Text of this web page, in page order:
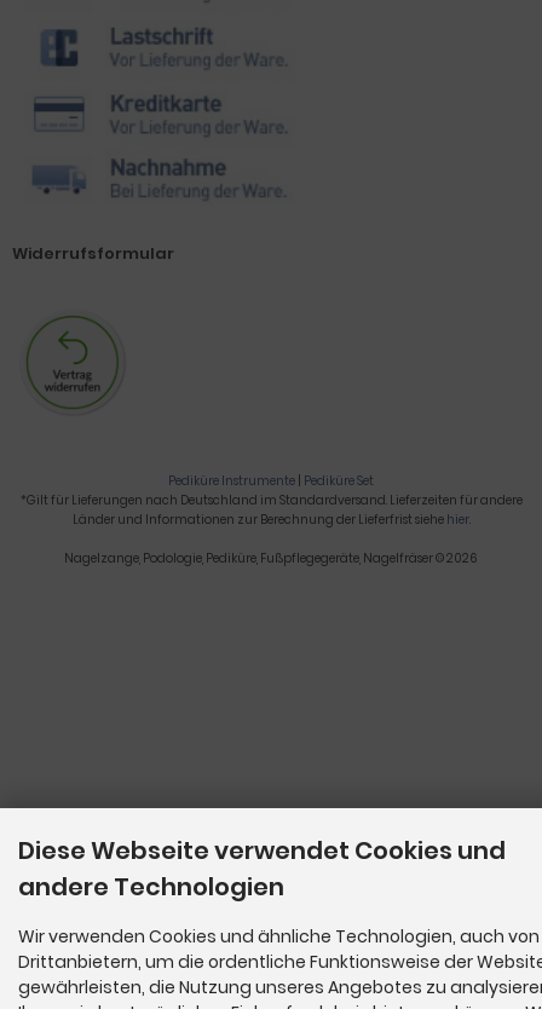
Widerrufsformular
Pediküre Instrumente | Pediküre Set
*Gilt für Lieferungen nach Deutschland im Standardversand. Lieferzeiten für andere
Länder und Informationen zur Berechnung der Lieferfrist siehe hier.
Nagelzange, Podologie, Pediküre, Fußpflegegeräte, Nagelfräser © 2026
Diese Webseite verwendet Cookies und
andere Technologien
Wir verwenden Cookies und ähnliche Technologien, auch von
Drittanbietern, um die ordentliche Funktionsweise der
gewährleisten, die Nutzung unseres Angebotes zu